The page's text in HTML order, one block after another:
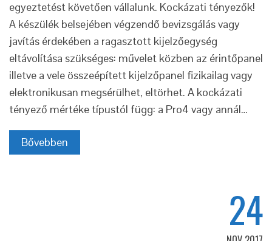
egyeztetést követően vállalunk. Kockázati tényezők!
A készülék belsejében végzendő bevizsgálás vagy
javítás érdekében a ragasztott kijelzőegység
eltávolítása szükséges: művelet közben az érintőpanel
illetve a vele összeépített kijelzőpanel fizikailag vagy
elektronikusan megsérülhet, eltörhet. A kockázati
tényező mértéke típustól függ: a Pro4 vagy annál…
Bővebben
24